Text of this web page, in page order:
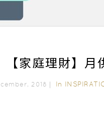
【家庭理財】
2018｜ In